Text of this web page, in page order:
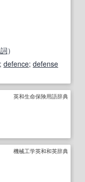
）
; defence; defense
英和生命保険用語辞典
機械工学英和和英辞典